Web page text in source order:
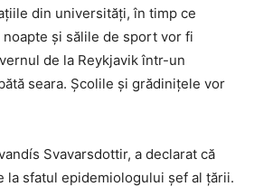
din universităţi, în timp ce
şi sălile de sport vor fi
de la Reykjavik într-un
seara. Şcolile şi grădiniţele vor
Svavarsdottir, a declarat că
la sfatul epidemiologului şef al ţării.